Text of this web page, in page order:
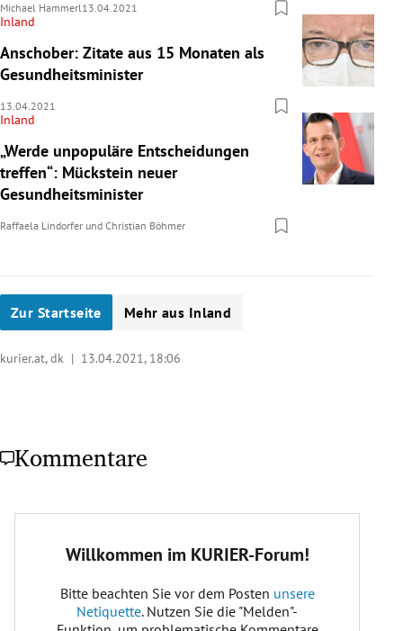
Michael Hammerl13.04.2021
Inland
Anschober: Zitate aus 15 Monaten als
Gesundheitsminister
13.04.2021
Inland
„Werde unpopuläre Entscheidungen
treffen“: Mückstein neuer
Gesundheitsminister
Raffaela Lindorfer und Christian Böhmer
Zur Startseite Mehr aus Inland
kurier.at, dk | 13.04.2021, 18:06
Kommentare